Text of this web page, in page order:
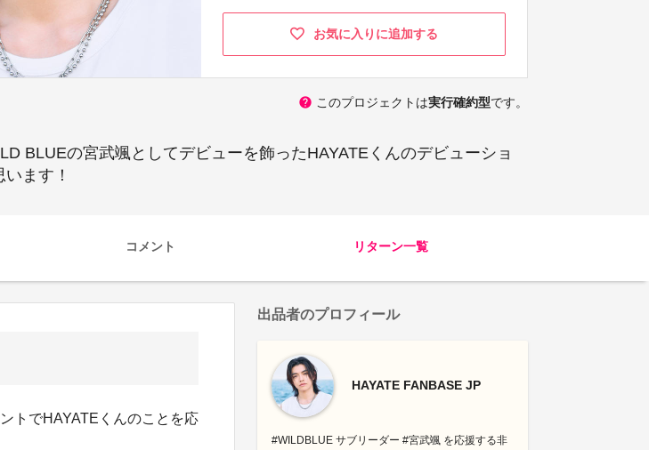
お気に入りに追加する
help このプロジェクトは実行確約型です。
BLUEの宮武颯としてデビューを飾ったHAYATEくんのデビューショ
ます！
コメント リターン一覧
トでHAYATEくんのことを応
出品者のプロフィール
HAYATE FANBASE JP
#WILDBLUE サブリーダー #宮武颯 を応援する非